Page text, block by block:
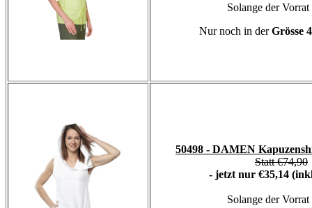
Solange der Vorrat
Nur noch in derGrösse
50498 - DAMEN
Statt €74,90
- jetzt nur €35,14
Solange der Vorrat